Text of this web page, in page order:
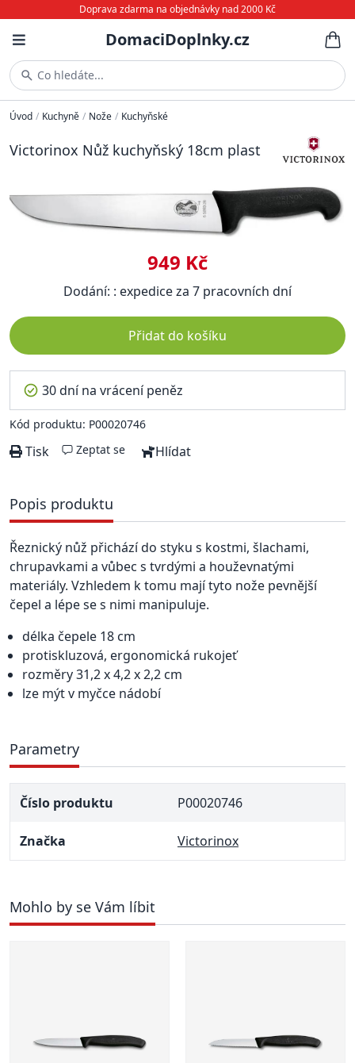
Doprava zdarma na objednávky nad 2000 Kč
DomaciDoplnky.cz
Co hledáte...
Úvod / Kuchyně / Nože / Kuchyňské
Victorinox Nůž kuchyňský 18cm plast
949 Kč
Dodání: : expedice za 7 pracovních dní
Přidat do košíku
30 dní na vrácení peněz
Kód produktu: P00020746
Tisk Zeptat se Hlídat
Popis produktu
Řeznický nůž přichází do styku s kostmi, šlachami,
chrupavkami a vůbec s tvrdými a houževnatými
materiály. Vzhledem k tomu mají tyto nože pevnější
čepel a lépe se s nimi manipuluje.
délka čepele 18 cm
protiskluzová, ergonomická rukojeť
rozměry 31,2 x 4,2 x 2,2 cm
lze mýt v myčce nádobí
Parametry
Číslo produktu P00020746
Značka Victorinox
Mohlo by se Vám líbit